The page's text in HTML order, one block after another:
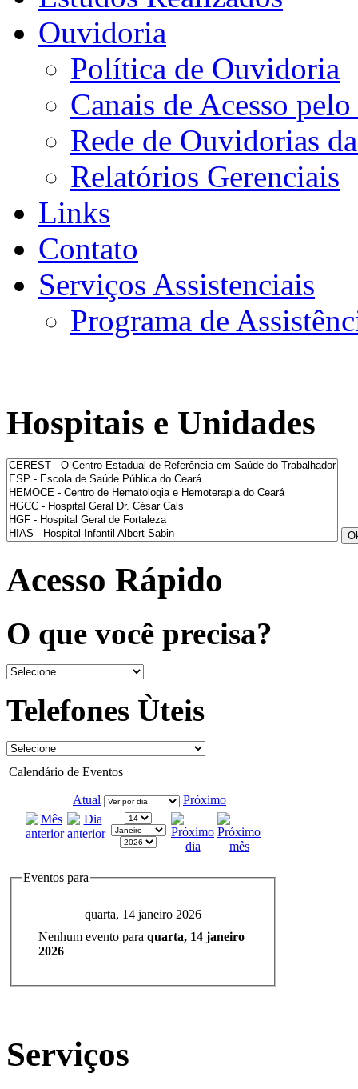
Ouvidoria
Política de Ouvidoria
Canais de Acesso
Rede de Ouvidorias
Relatórios Gerenciais
Links
Contato
Serviços Assistenciais
Programa de
Hospitais e Unidades
Acesso Rápido
O que você precisa?
Telefones Ùteis
Calendário de Eventos
Atual Próximo
Eventos para
quarta, 14 janeiro 2026
Nenhum evento para quarta, 14 janeiro
2026
Serviços